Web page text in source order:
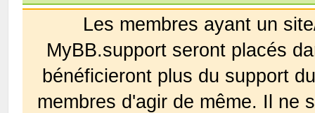
Les membres ayant un
MyBB.support seront placés
bénéficieront plus du support
membres d'agir de même. Il ne